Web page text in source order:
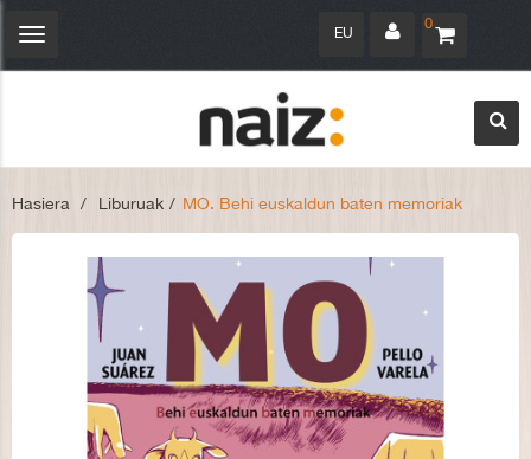
0
EU
Navegación
Hasiera > Liburuak > MO. Behi euskaldun baten memoriak